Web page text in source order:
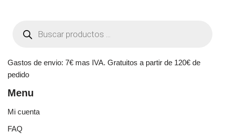
Gastos de envio: 7€ mas IVA. Gratuitos a partir de 120€ de
pedido
Menu
Mi cuenta
FAQ